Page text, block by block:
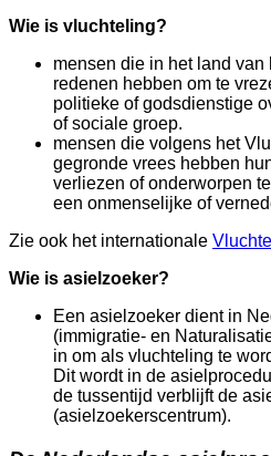
Wie is vluchteling?
mensen die in het land van
redenen hebben om te
politieke of godsdienstige
of sociale groep.
mensen die volgens het
gegronde vrees hebben
verliezen of onderworpen
een onmenselijke of
Zie ook het internationale
Wie is asielzoeker?
Een asielzoeker dient in
(immigratie- en
in om als vluchteling te
Dit wordt in de
de tussentijd verblijft de
(asielzoekerscentrum).